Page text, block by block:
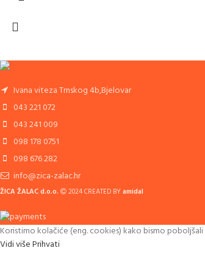
Ivana viteza Trnskog 4b,Bjelovar
043 221 072
043 241 009
098 178 0751
098 676 282
info@zica-zalac.hr
ŽICA ŽALAC d.o.o. 2024 CREATED BYamidal
Koristimo kolačiće (eng. cookies) kako bismo
Vidi višePrihvati